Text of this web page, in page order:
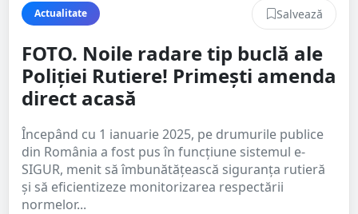
Actualitate Salvează
FOTO. Noile radare tip buclă ale
Poliției Rutiere! Primești amenda
direct acasă
Începând cu 1 ianuarie 2025, pe drumurile publice
din România a fost pus în funcțiune sistemul e-
SIGUR, menit să îmbunătățească siguranța rutieră
și să eficientizeze monitorizarea respectării
normelor...